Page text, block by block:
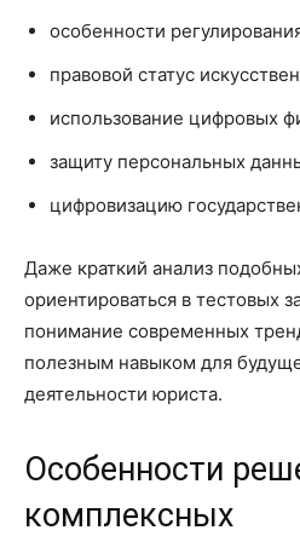
особенности
правовой статус
использование цифровых
защиту персональных
цифровизацию
Даже краткий анализ
ориентироваться в тестовых
понимание современных
полезным навыком для
деятельности юриста.
Особенности
комплексных